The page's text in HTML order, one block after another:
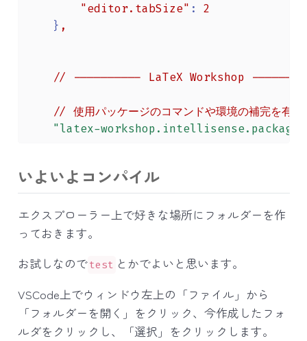
"editor.tabSize" :
2
} ,
// ---------- LaTeX Workshop
// 使用パッケージのコマンドや環境の補完を有効
"latex-
いよいよコンパイル
エクスプローラー上で好きな場所にフォルダーを作
っておきます。
お試しなのでtest とかでよいと思います。
VSCode上でウィンドウ左上の「ファイル」から
「フォルダーを開く」をクリック、今作成したフォ
ルダをクリックし、「選択」をクリックします。